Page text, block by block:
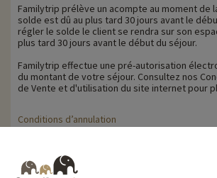
Familytrip prélève un acompte au moment de
solde est dû au plus tard 30 jours avant le
régler le solde le client se rendra sur son
plus tard 30 jours avant le début du séjour.
Familytrip effectue une pré-autorisation
du montant de votre séjour. Consultez nos
de Vente et d'utilisation du site internet pour
Conditions d’annulation
de la réservation par e-mail 35 jours avant le